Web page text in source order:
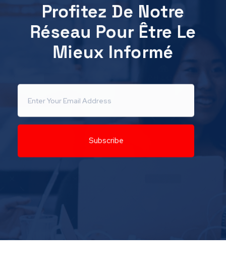
Profitez De Notre
Réseau Pour Être Le
Mieux Informé